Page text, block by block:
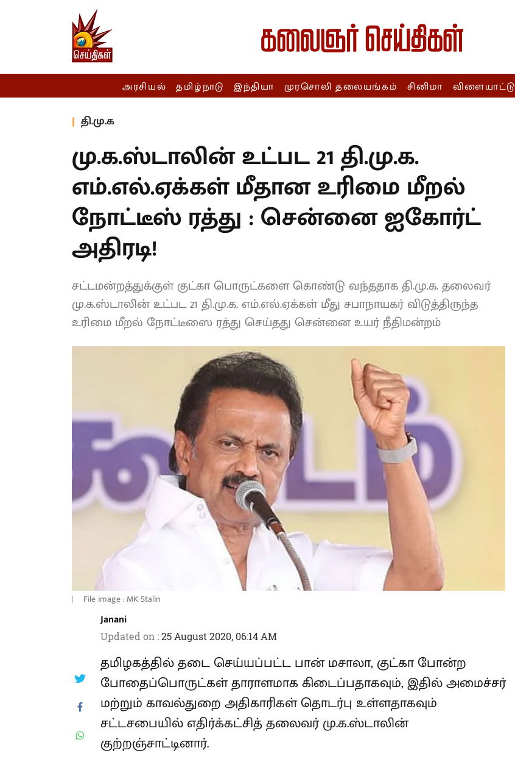
அரசியல் தமிழ்நாடு இந்தியா முரசொலி தலையங்கம் சினிமா விளையாட்டு
தி.மு.க
மு.க.ஸ்டாலின் உட்பட 21 தி.மு.க.
எம்.எல்.ஏக்கள் மீதான உரிமை மீறல்
நோட்டீஸ் ரத்து : சென்னை ஐகோர்ட்
அதிரடி!
சட்டமன்றத்துக்குள் குட்கா பொருட்களை கொண்டு வந்ததாக தி.மு.க. தலைவர்
மு.க.ஸ்டாலின் உட்பட 21 தி.மு.க. எம்.எல்.ஏக்கள் மீது சபாநாயகர் விடுத்திருந்த
உரிமை மீறல் நோட்டீஸை ரத்து செய்தது சென்னை உயர் நீதிமன்றம்
File image : MK Stalin
Janani
Updated on :25 August 2020, 06:14 AM
தமிழகத்தில் தடை செய்யப்பட்ட பான் மசாலா, குட்கா போன்ற
போதைப்பொருட்கள் தாராளமாக கிடைப்பதாகவும், இதில் அமைச்சர்
மற்றும் காவல்துறை அதிகாரிகள் தொடர்பு உள்ளதாகவும்
சட்டசபையில் எதிர்க்கட்சித் தலைவர் மு.க.ஸ்டாலின்
குற்றஞ்சாட்டினார்.